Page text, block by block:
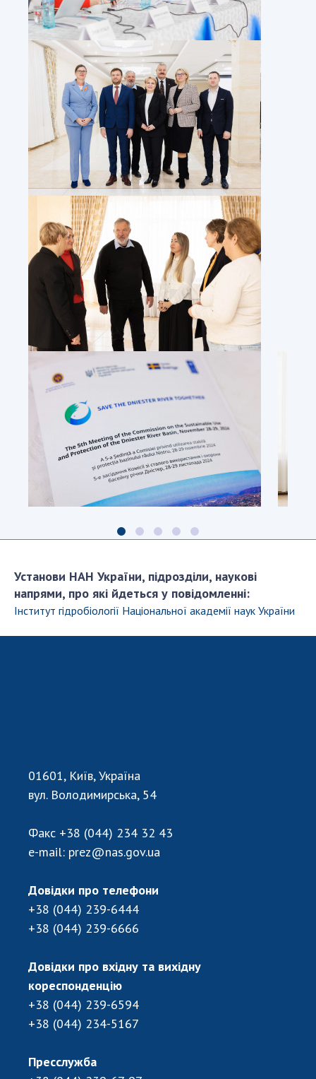
Установи НАН України, підрозділи, наукові
напрями, про які йдеться у повідомленні:
Інститут гідробіології Національної академії наук України
01601, Київ, Україна
вул. Володимирська, 54
Факс +38 (044) 234 32 43
e-mail: prez@nas.gov.ua
Довідки про телефони
+38 (044) 239-6444
+38 (044) 239-6666
Довідки про вхідну та вихідну
кореспонденцію
+38 (044) 239-6594
+38 (044) 234-5167
Пресслужба